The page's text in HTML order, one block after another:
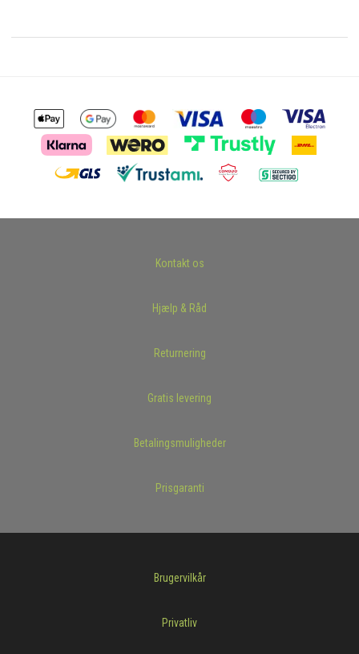
Kontakt os
Hjælp & Råd
Returnering
Gratis levering
Betalingsmuligheder
Prisgaranti
Brugervilkår
Privatliv